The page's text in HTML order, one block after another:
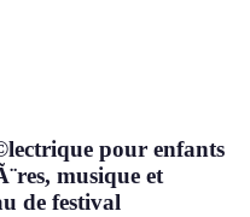
pour enfants
musique et
de festival